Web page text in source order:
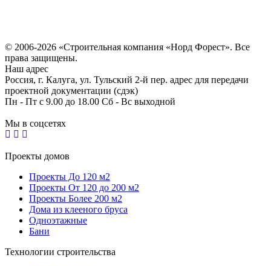
© 2006-2026 «Строительная компания «Норд Форест». Все
права защищены.
Наш адрес
Россия, г. Калуга, ул. Тульский 2-й пер. адрес для передачи
проектной документации (сдэк)
Пн - Пт с 9.00 до 18.00 Сб - Вс выходной
Мы в соцсетях
Проекты домов
Проекты До 120 м2
Проекты От 120 до 200 м2
Проекты Более 200 м2
Дома из клееного бруса
Одноэтажные
Бани
Технологии строительства